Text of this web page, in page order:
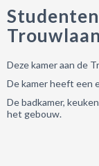
Deze kamer aan de
De kamer heeft een
De badkamer,
het gebouw.